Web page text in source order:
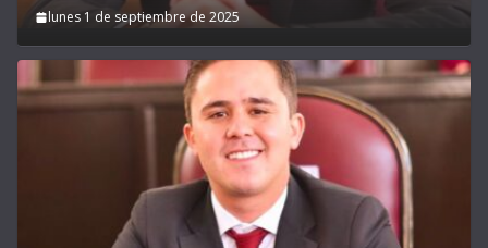
lunes 1 de septiembre de 2025